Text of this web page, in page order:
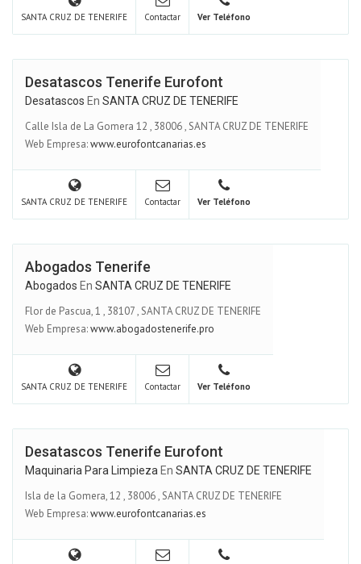
SANTA CRUZ DE TENERIFE Contactar Ver Teléfono
Desatascos Tenerife Eurofont
Desatascos En SANTA CRUZ DE TENERIFE
Calle Isla de La Gomera 12 , 38006,SANTA CRUZ DE TENERIFE
Web Empresa:www.eurofontcanarias.es
SANTA CRUZ DE TENERIFE Contactar Ver Teléfono
Abogados Tenerife
Abogados En SANTA CRUZ DE TENERIFE
Flor de Pascua, 1 , 38107,SANTA CRUZ DE TENERIFE
Web Empresa:www.abogadostenerife.pro
SANTA CRUZ DE TENERIFE Contactar Ver Teléfono
Desatascos Tenerife Eurofont
Maquinaria Para Limpieza En SANTA CRUZ DE TENERIFE
Isla de la Gomera, 12 , 38006,SANTA CRUZ DE TENERIFE
Web Empresa:www.eurofontcanarias.es